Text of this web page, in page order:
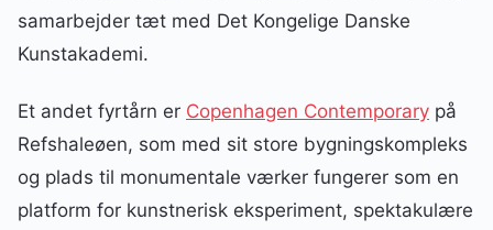
samarbejder tæt med Det Kongelige Danske
Kunstakademi.
Et andet fyrtårn er Copenhagen Contemporary på
Refshaleøen, som med sit store bygningskompleks
og plads til monumentale værker fungerer som en
platform for kunstnerisk eksperiment, spektakulære